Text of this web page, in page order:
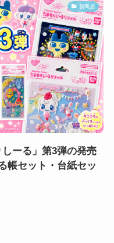
新商品
しーる」第3弾の発売
帳セット・台紙セッ